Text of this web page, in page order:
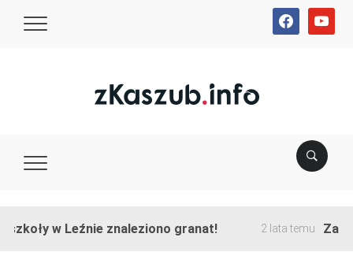
facebookyoutube
w Leźnie znaleziono granat! 2 lata temu